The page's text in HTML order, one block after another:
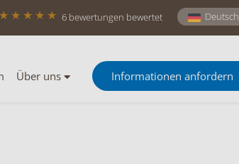
6 bewertungen bewertet Deutsch
Über uns Informationen anfordern